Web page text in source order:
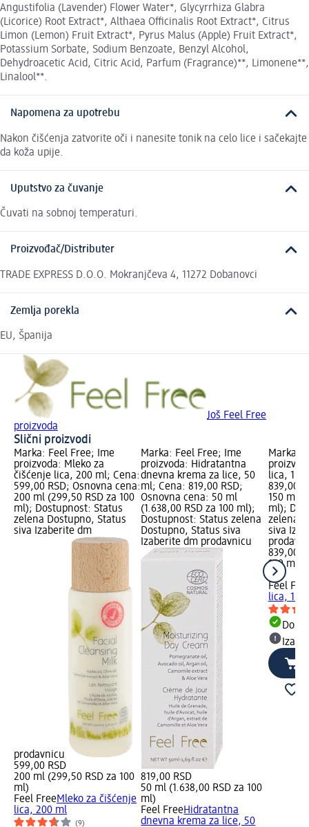
Angustifolia (Lavender) Flower Water*, Glycyrrhiza Glabra
(Licorice) Root Extract*, Althaea Officinalis Root Extract*, Citrus
Limon (Lemon) Fruit Extract*, Pyrus Malus (Apple) Fruit Extract*,
Potassium Sorbate, Sodium Benzoate, Benzyl Alcohol,
Dehydroacetic Acid, Citric Acid, Parfum (Fragrance)**, Limonene**,
Linalool**.
Napomena za upotrebu
Nakon čišćenja zatvorite oči i nanesite tonik na celo lice i sačekajte
da koža upije.
Uputstvo za čuvanje
Čuvati na sobnoj temperaturi.
Proizvođač/Distributer
TRADE EXPRESS D.O.O. Mokranjčeva 4, 11272 Dobanovci
Zemlja porekla
EU, Španija
Još Feel Free
proizvoda
Slični proizvodi
Marka: Feel Free; Ime
proizvoda: Mleko za
čišćenje lica, 200 ml; Cena:
599,00 RSD; Osnovna cena:
200 ml (299,50 RSD za 100
ml); Dostupnost: Status
zelena Dostupno, Status
siva Izaberite dm
prodavnicu
599,00 RSD
200 ml (299,50 RSD za 100
ml)
Feel FreeMleko za čišćenje
lica, 200 ml
(9)
Marka: Feel Free; Ime
proizvoda: Hidratantna
dnevna krema za lice, 50
ml; Cena: 819,00 RSD;
Osnovna cena: 50 ml
(1.638,00 RSD za 100 ml);
Dostupnost: Status zelena
Dostupno, Status siva
Izaberite dm prodavnicu
819,00 RSD
50 ml (1.638,00 RSD za 100
ml)
Feel FreeHidratantna
dnevna krema za lice, 50
Marka:
lica,
839,00
150 ml
ml);
zelena
siva
839,00
150 ml
ml)
Feel
lica, 150